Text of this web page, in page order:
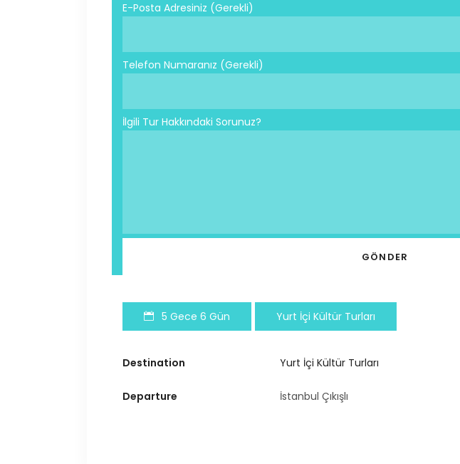
E-Posta Adresiniz (Gerekli)
Telefon Numaranız (Gerekli)
İlgili Tur Hakkındaki Sorunuz?
5 Gece 6 Gün Yurt İçi Kültür Turları
Destination Yurt İçi Kültür Turları
Departure İstanbul Çıkışlı